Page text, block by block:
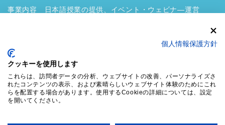
事業内容 日本語授業の提供、イベント・ウェビナ―運営
プライバシーポリシー
個人情報保護方針
クッキーを使用します
これらは、訪問者データの分析、ウェブサイトの改善、パーソナライズさ
れたコンテンツの表示、および素晴らしいウェブサイト体験のためにこれ
らを配置する場合があります。使用するCookieの詳細については、設定
を開いてください。